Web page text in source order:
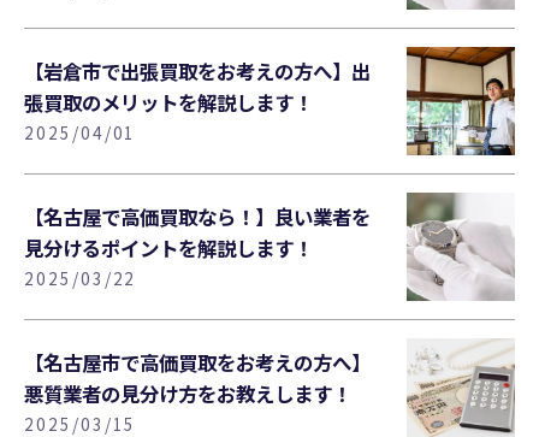
【岩倉市で出張買取をお考えの方へ】出
張買取のメリットを解説します！
2025/04/01
【名古屋で高価買取なら！】良い業者を
見分けるポイントを解説します！
2025/03/22
【名古屋市で高価買取をお考えの方へ】
悪質業者の見分け方をお教えします！
2025/03/15